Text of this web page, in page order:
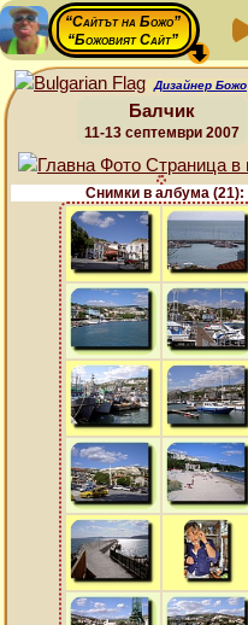
“Сайтът на Божо”
“Божовият Сайт”
Дизайнер Божо
Балчик
11-13 септември 2007
Снимки в албума (21):